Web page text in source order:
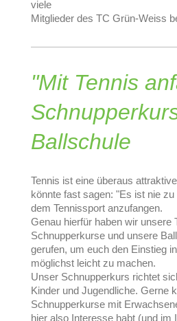
viele
Mitglieder des TC Grün-Weiss
"Mit Tennis
Ballschule
Tennis ist eine überaus
könnte fast sagen: "Es ist nie
dem Tennissport anzufangen.
Genau hierfür haben wir unsere
Schnupperkurse und unsere
gerufen, um euch den Einstieg
möglichst leicht zu machen.
Unser Schnupperkurs richtet
Kinder und Jugendliche. Gerne
Schnupperkurse mit
hier also Interesse habt (und im